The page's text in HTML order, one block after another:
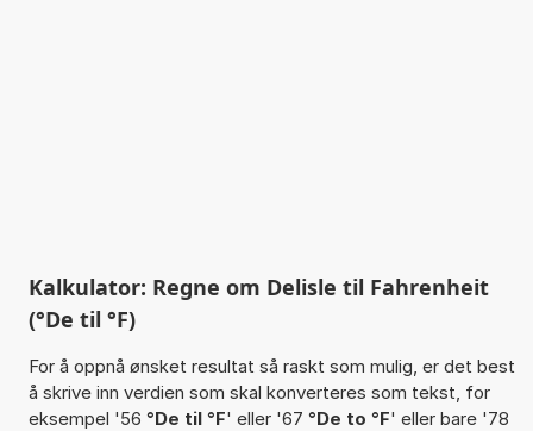
Kalkulator: Regne om Delisle til Fahrenheit
(°De til °F)
For å oppnå ønsket resultat så raskt som mulig, er det best
å skrive inn verdien som skal konverteres som tekst, for
eksempel '56 °De til °F' eller '67 °De to °F' eller bare '78